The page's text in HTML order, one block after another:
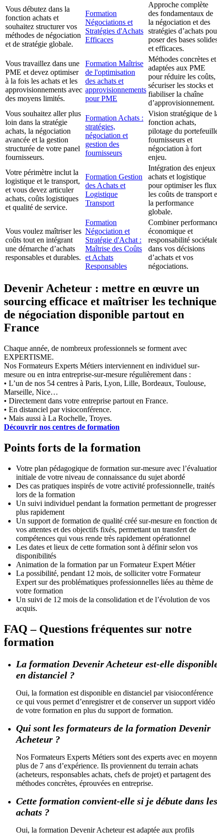
Vous débutez dans la
fonction achats et
souhaitez structurer vos
méthodes de négociation
et de stratégie globale.
Formation
Négociations et
Stratégies d'Achats
Efficaces
Approche complète
des fondamentaux de
la négociation et des
stratégies d’achats
poser des bases
et efficaces.
Vous travaillez dans une
PME et devez optimiser
à la fois les achats et les
approvisionnements avec
des moyens limités.
Formation Maîtrise
de l'optimisation
des achats et
approvisionnements
pour PME
Méthodes concrètes et
adaptées aux PME
pour réduire les coûts,
sécuriser les stocks et
fiabiliser la chaîne
d’approvisionnement.
Vous souhaitez aller plus
loin dans la stratégie
achats, la négociation
avancée et la gestion
structurée de votre panel
fournisseurs.
Formation Achats :
stratégies,
négociation et
gestion des
fournisseurs
Vision stratégique de
fonction achats,
pilotage du
fournisseurs et
négociation à fort
enjeu.
Votre périmètre inclut la
logistique et le transport,
et vous devez articuler
achats, coûts logistiques
et qualité de service.
Formation Gestion
des Achats et
Logistique
Transport
Intégration des enjeux
achats et logistique
pour optimiser les
les coûts de transport
la performance
globale.
Vous voulez maîtriser les
coûts tout en intégrant
une démarche d’achats
responsables et durables.
Formation
Négociation et
Stratégie d'Achat :
Maîtrise des Coûts
et Achats
Responsables
Combiner
économique et
responsabilité
dans vos décisions
d’achats et vos
négociations.
Devenir Acheteur : mettre en œuvre un
sourcing efficace et maîtriser les
de négociation disponible partout en
France
Chaque année, de nombreux professionnels se forment avec
EXPERTISME.
Nos Formateurs Experts Métiers interviennent en individuel sur-
mesure ou en intra entreprise-sur-mesure régulièrement dans :
• L’un de nos 54 centres à Paris, Lyon, Lille, Bordeaux, Toulouse,
Marseille, Nice…
• Directement dans votre entreprise partout en France.
• En distanciel par visioconférence.
• Mais aussi à La Rochelle, Troyes.
Découvrir nos centres de formation
Points forts de la formation
Votre plan pédagogique de formation sur-mesure avec
initiale de votre niveau de connaissance du sujet abordé
Des cas pratiques inspirés de votre activité professionnelle, traités
lors de la formation
Un suivi individuel pendant la formation permettant de progresser
plus rapidement
Un support de formation de qualité créé sur-mesure en fonction
vos attentes et des objectifs fixés, permettant un transfert de
compétences qui vous rende très rapidement opérationnel
Les dates et lieux de cette formation sont à définir selon vos
disponibilités
Animation de la formation par un Formateur Expert Métier
La possibilité, pendant 12 mois, de solliciter votre Formateur
Expert sur des problématiques professionnelles liées au thème de
votre formation
Un suivi de 12 mois de la consolidation et de l’évolution de vos
acquis.
FAQ – Questions fréquentes sur notre
formation
La formation Devenir Acheteur est-elle
en distanciel ?
Oui, la formation est disponible en distanciel par visioconférence
ce qui vous permet d’enregistrer et de conserver un support vidéo
de votre formation en plus du support de formation.
Qui sont les formateurs de la formation Devenir
Acheteur ?
Nos Formateurs Experts Métiers sont des experts avec en
plus de 7 ans d’expérience. Ils proviennent du terrain achats
(acheteurs, responsables achats, chefs de projet) et partagent des
méthodes concrètes, éprouvées en entreprise.
Cette formation convient-elle si je débute dans les
achats ?
Oui, la formation Devenir Acheteur est adaptée aux profils